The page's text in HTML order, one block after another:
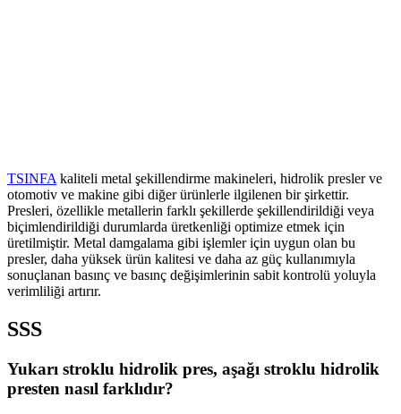
TSINFA kaliteli metal şekillendirme makineleri, hidrolik presler ve
otomotiv ve makine gibi diğer ürünlerle ilgilenen bir şirkettir.
Presleri, özellikle metallerin farklı şekillerde şekillendirildiği veya
biçimlendirildiği durumlarda üretkenliği optimize etmek için
üretilmiştir. Metal damgalama gibi işlemler için uygun olan bu
presler, daha yüksek ürün kalitesi ve daha az güç kullanımıyla
sonuçlanan basınç ve basınç değişimlerinin sabit kontrolü yoluyla
verimliliği artırır.
SSS
Yukarı stroklu hidrolik pres, aşağı stroklu hidrolik
presten nasıl farklıdır?